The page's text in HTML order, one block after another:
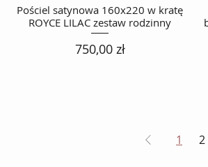
Podgląd
Pościel satynowa 160x220 w kratę
ROYCE LILAC zestaw rodzinny
Cena
750,00 zł
1 2